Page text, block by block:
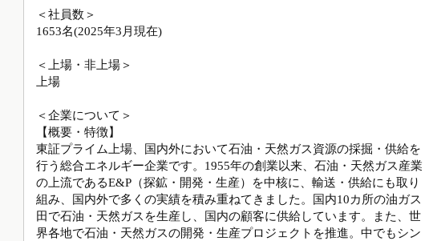
＜社員数＞
1653名(2025年3月現在)
＜上場・非上場＞
上場
＜企業について＞
【概要・特徴】
東証プライム上場、国内外において石油・天然ガス資源の採掘・供給を
行う総合エネルギー企業です。1955年の創業以来、石油・天然ガス産業
の上流であるE&P（探鉱・開発・生産）を中核に、輸送・供給にも取り
組み、国内外で多くの実績を積み重ねてきました。国内10カ所の油ガス
田で石油・天然ガスを生産し、国内の顧客に供給しています。また、世
界各地で石油・天然ガスの開発・生産プロジェクトを推進。中でもシン